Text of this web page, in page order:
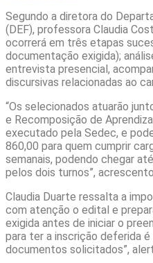
Segundo a diretora do
(DEF), professora Claudia
ocorrerá em três etapas
documentação exigida);
entrevista presencial,
discursivas relacionadas ao
“Os selecionados atuarão
e Recomposição de
executado pela Sedec, e
860,00 para quem cumprir
semanais, podendo chegar
pelos dois turnos”,
Claudia Duarte ressalta a
com atenção o edital e
exigida antes de iniciar o
para ter a inscrição deferida
documentos solicitados”,